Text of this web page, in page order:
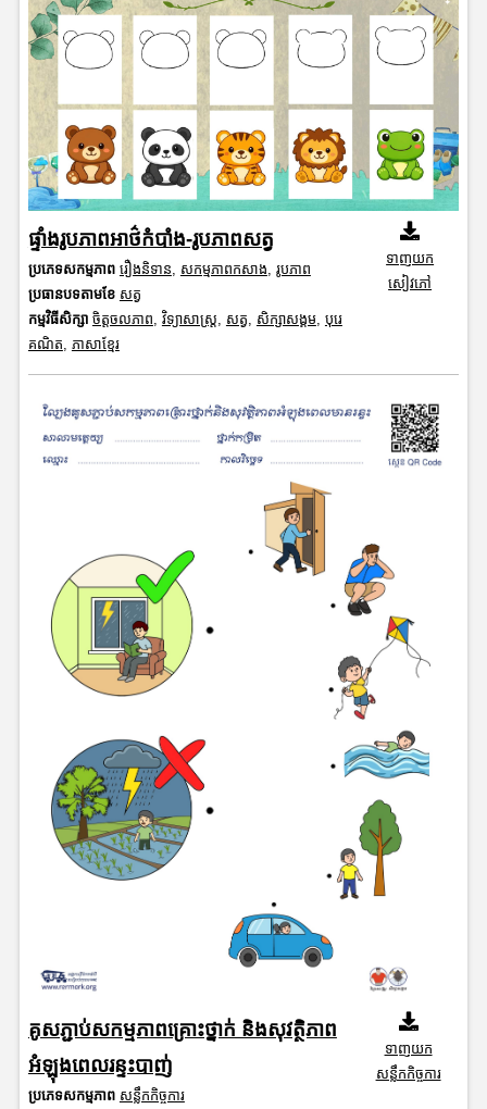
ផ្ទាំងរូបភាពអាថ៌កំបាំង-រូបភាពសត្វ
ប្រភេទសកម្មភាព រឿងនិទាន សកម្មភាពកសាង រូបភាព
ប្រធានបទតាមខែ សត្វ
កម្មវិធីសិក្សា ចិត្តចលភាព វិទ្យាសាស្រ្ត សត្វ សិក្សាសង្គម, បុរេ
គណិត ភាសាខ្មែរ
ទាញយក
សៀវភៅ
គូសភ្ជាប់សកម្មភាពគ្រោះថ្នាក់ និងសុវត្ថិភាព
អំឡុងពេលរន្ទះបាញ់
ប្រភេទសកម្មភាព សន្លឹកកិច្ចការ
ទាញយក
សន្លឹកកិច្ចការ